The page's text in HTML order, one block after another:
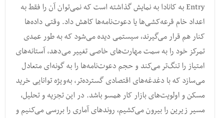
Entry به کانادا به نمایش گذاشته است که نمی‌توان آن را فقط به
اعداد خام قرعه‌کشی‌ها یا دعوت‌نامه‌ها کاهش داد. وقتی داده‌ها
کنار هم قرار می‌گیرند، سیستمی دیده می‌شود که به طور عمدی
تمرکز خود را به سمت مهارت‌های خاصی تغییر می‌دهد، آستانه‌های
امتیاز را تنگ‌تر می‌کند و حجم دعوت‌نامه‌ها را به گونه‌ای متعادل
می‌سازد که با دغدغه‌های اقتصادی گسترده‌تر، به‌ویژه توانایی خرید
مسکن و اولویت‌های بازار کار همسو باشد. در این تجزیه و تحلیل،
مسیر زیرین را بیرون می‌کشیم، روندهای آماری را بررسی می‌کنیم و